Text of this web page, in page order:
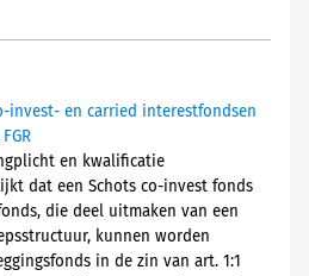
invest- en carried interestfondsen
en kwalificatie
dat een Schots co-invest fonds
die deel uitmaken van een
kunnen worden
in de zin van art. 1:1